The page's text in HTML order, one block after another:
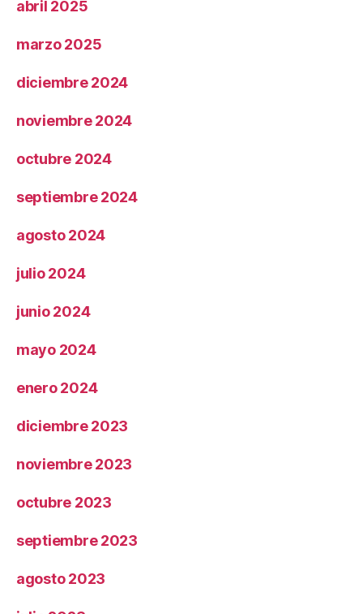
abril 2025
marzo 2025
diciembre 2024
noviembre 2024
octubre 2024
septiembre 2024
agosto 2024
julio 2024
junio 2024
mayo 2024
enero 2024
diciembre 2023
noviembre 2023
octubre 2023
septiembre 2023
agosto 2023